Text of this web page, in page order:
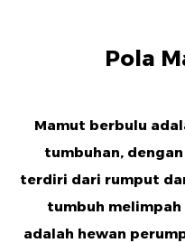
Pola
Mamut berbulu
tumbuhan,
terdiri dari rumput
tumbuh melimpah
adalah hewan